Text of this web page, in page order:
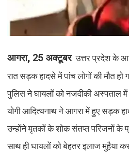
आगरा, 25 अक्टूबरउत्तर प्रदेश के
रात सड़क हादसे में पांच लोगों की मौत
पुलिस ने घायलों को नजदीकी अस्पताल में
योगी आदित्यनाथ ने आगरा में हुए सड़क
उन्होंने मृतकों के शोक संतप्त परिजनों के
साथ ही घायलों को बेहतर इलाज मुहैया